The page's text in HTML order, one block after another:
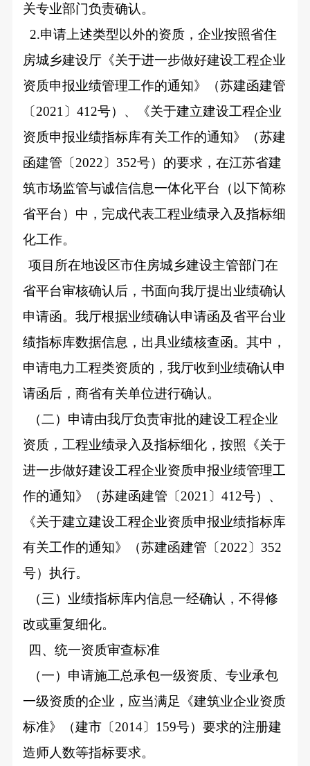
关专业部门负责确认。
2.申请上述类型以外的资质，企业按照省住
房城乡建设厅《关于进一步做好建设工程企业
资质申报业绩管理工作的通知》（苏建函建管
〔2021〕412号）、《关于建立建设工程企业
资质申报业绩指标库有关工作的通知》（苏建
函建管〔2022〕352号）的要求，在江苏省建
筑市场监管与诚信信息一体化平台（以下简称
省平台）中，完成代表工程业绩录入及指标细
化工作。
项目所在地设区市住房城乡建设主管部门在
省平台审核确认后，书面向我厅提出业绩确认
申请函。我厅根据业绩确认申请函及省平台业
绩指标库数据信息，出具业绩核查函。其中，
申请电力工程类资质的，我厅收到业绩确认申
请函后，商省有关单位进行确认。
（二）申请由我厅负责审批的建设工程企业
资质，工程业绩录入及指标细化，按照《关于
进一步做好建设工程企业资质申报业绩管理工
作的通知》（苏建函建管〔2021〕412号）、
《关于建立建设工程企业资质申报业绩指标库
有关工作的通知》（苏建函建管〔2022〕352
号）执行。
（三）业绩指标库内信息一经确认，不得修
改或重复细化。
四、统一资质审查标准
（一）申请施工总承包一级资质、专业承包
一级资质的企业，应当满足《建筑业企业资质
标准》（建市〔2014〕159号）要求的注册建
造师人数等指标要求。